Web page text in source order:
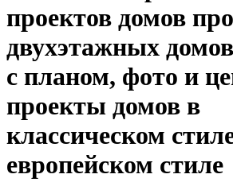
проектов домов
двухэтажных
с планом, фото и
проекты домов в
классическом
европейском стиле